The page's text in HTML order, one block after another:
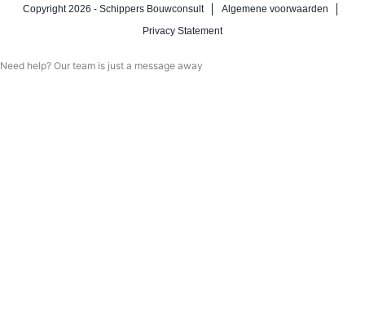
Copyright 2026 - Schippers Bouwconsult
Algemene voorwaarden
Privacy Statement
Need help? Our team is just a message away